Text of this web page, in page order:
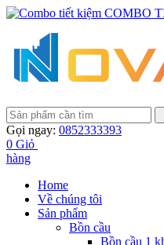
COMBO
Gọi ngay: 0852333393
0 Giỏ
hàng
Home
Về chúng tôi
Sản phẩm
Bồn cầu
Bồn cầu 1